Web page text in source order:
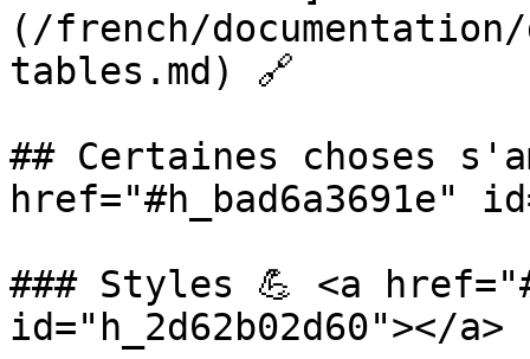
(/french/
tables.md) 🔗
## Certaines choses
href="#h_bad6a3691e"
### Styles 💪 <a
id="h_2d62b02d60"></a>